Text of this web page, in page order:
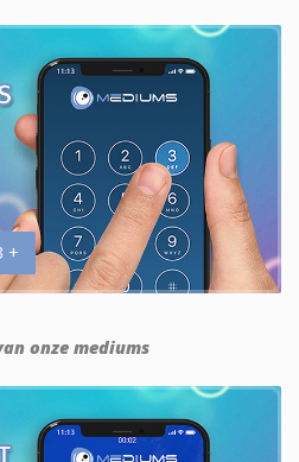
+
onze mediums